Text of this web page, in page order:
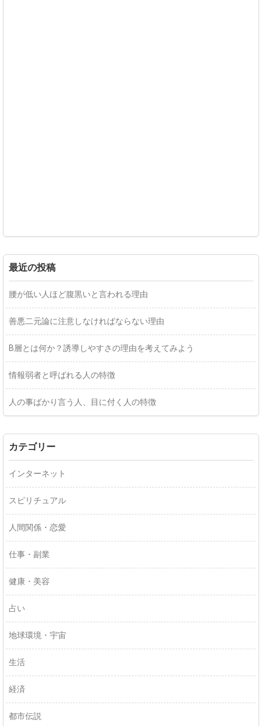
最近の投稿
腰が低い人ほど腹黒いと言われる理由
善悪二元論に注意しなければならない理由
B層とは何か？誘導しやすさの理由を考えてみよう
情報弱者と呼ばれる人の特徴
人の事ばかり言う人、目に付く人の特徴
カテゴリー
インターネット
スピリチュアル
人間関係・恋愛
仕事・副業
健康・美容
占い
地球環境・宇宙
生活
経済
都市伝説